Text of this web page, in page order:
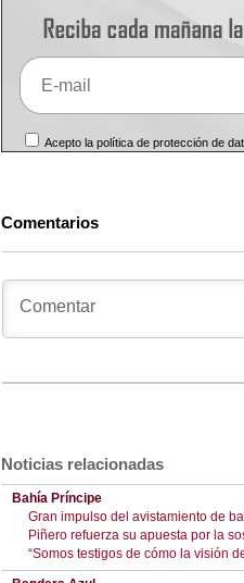
Acepto la política de protección de
Comentarios
Noticias relacionadas
Bahía Príncipe
Gran impulso del avistamiento de
Piñero refuerza su apuesta por la
“Somos testigos de cómo la visión